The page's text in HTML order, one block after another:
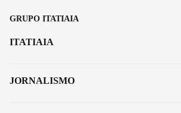
GRUPO ITATIAIA
ITATIAIA
JORNALISMO